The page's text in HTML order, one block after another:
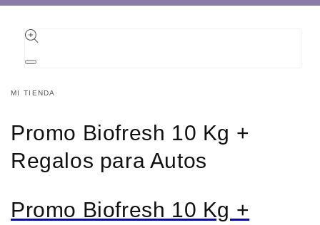
sesión
directamente
a la
del producto
Abrir
multimedia
1
ventana
modal
MI TIENDA
Promo Biofresh 10 Kg +
Regalos para Autos
Promo Biofresh 10 Kg +